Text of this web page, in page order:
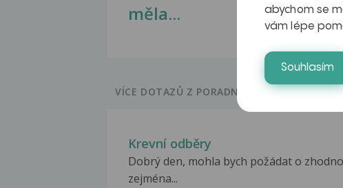
měla...
VÍCE DOTAZŮ Z PORADNY
Krevní odběry
Dobrý den, mohla bych požádat o
zejména...
abychom se
vám lépe
Souhlasím